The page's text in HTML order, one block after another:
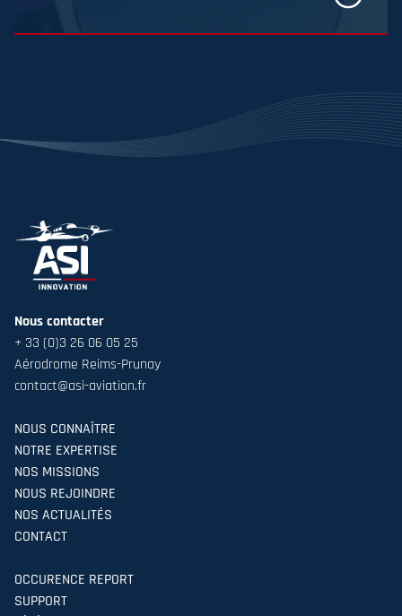
Nous contacter
+ 33 (0)3 26 06 05 25
Aérodrome Reims-Prunay
contact@asi-aviation.fr
NOUS CONNAÎTRE
NOTRE EXPERTISE
NOS MISSIONS
NOUS REJOINDRE
NOS ACTUALITÉS
CONTACT
OCCURENCE REPORT
SUPPORT